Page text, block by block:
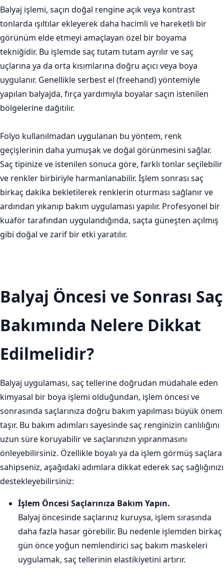
Balyaj işlemi, saçın doğal rengine açık veya kontrast
tonlarda ışıltılar ekleyerek daha hacimli ve hareketli bir
görünüm elde etmeyi amaçlayan özel bir boyama
tekniğidir. Bu işlemde saç tutam tutam ayrılır ve saç
uçlarına ya da orta kısımlarına doğru açıcı veya boya
uygulanır. Genellikle serbest el (freehand) yöntemiyle
yapılan balyajda, fırça yardımıyla boyalar saçın istenilen
bölgelerine dağıtılır.
Folyo kullanılmadan uygulanan bu yöntem, renk
geçişlerinin daha yumuşak ve doğal görünmesini sağlar.
Saç tipinize ve istenilen sonuca göre, farklı tonlar seçilebilir
ve renkler birbiriyle harmanlanabilir. İşlem sonrası saç
birkaç dakika bekletilerek renklerin oturması sağlanır ve
ardından yıkanıp bakım uygulaması yapılır. Profesyonel bir
kuaför tarafından uygulandığında, saçta güneşten açılmış
gibi doğal ve zarif bir etki yaratılır.
Balyaj Öncesi ve Sonrası Saç
Bakımında Nelere Dikkat
Edilmelidir?
Balyaj uygulaması, saç tellerine doğrudan müdahale eden
kimyasal bir boya işlemi olduğundan, işlem öncesi ve
sonrasında saçlarınıza doğru bakım yapılması büyük önem
taşır. Bu bakım adımları sayesinde saç renginizin canlılığını
uzun süre koruyabilir ve saçlarınızın yıpranmasını
önleyebilirsiniz. Özellikle boyalı ya da işlem görmüş saçlara
sahipseniz, aşağıdaki adımlara dikkat ederek saç sağlığınızı
destekleyebilirsiniz:
İşlem Öncesi Saçlarınıza Bakım Yapın.
Balyaj öncesinde saçlarınız kuruysa, işlem sırasında
daha fazla hasar görebilir. Bu nedenle işlemden birkaç
gün önce yoğun nemlendirici saç bakım maskeleri
uygulamak, saç tellerinin elastikiyetini artırır.